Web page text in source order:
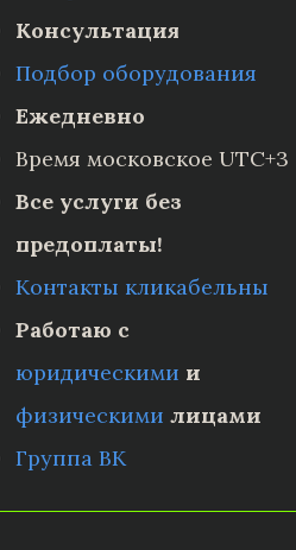
Консультация
Подбор оборудования
Ежедневно
Время московское UTC+3
Все услуги без
предоплаты!
Контакты кликабельны
Работаю с
юридическими и
физическими лицами
Группа ВК